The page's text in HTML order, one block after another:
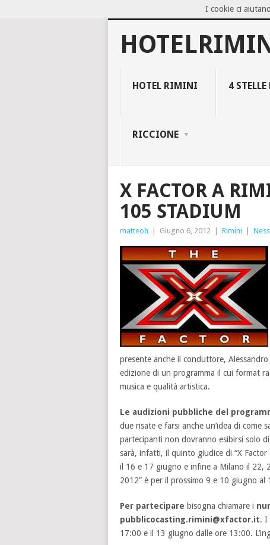
BLOCCO 94, IL
HOTEL RIMINI 4
RICCIONE
X FACTOR A
105 STADIUM
matteoh Giugno 6, 2012 Rimini
presente anche il conduttore,
edizione di un programma il cui format
musica e qualità artistica.
Le audizioni pubbliche del
due risate e farsi anche un’idea di come
partecipanti non dovranno esibirsi solo
sarà, infatti, il quinto giudice di “X
il 16 e 17 giugno e infine a Milano il 22,
2012” è per il prossimo 9 e 10 giugno al
Per partecipare bisogna chiamare i
pubblicocasting.rimini@xfactor.it. I
17:00 e il 13 giugno dalle ore 13:00.
I cookie ci